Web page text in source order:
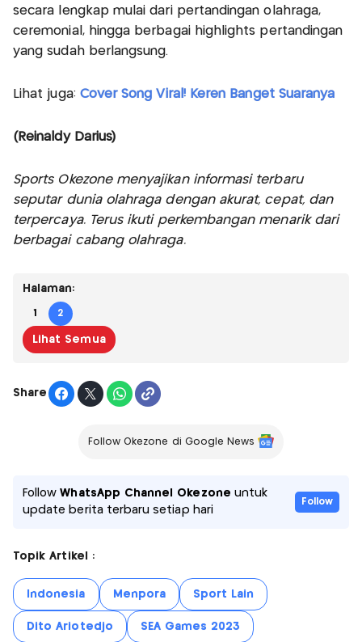
secara lengkap mulai dari pertandingan olahraga,
ceremonial, hingga berbagai highlights pertandingan
yang sudah berlangsung.
Lihat juga: Cover Song Viral! Keren Banget Suaranya
(Reinaldy Darius)
Sports Okezone menyajikan informasi terbaru
seputar dunia olahraga dengan akurat, cepat, dan
terpercaya. Terus ikuti perkembangan menarik dari
berbagai cabang olahraga.
Halaman:
1 2
Lihat Semua
Share
Follow Okezone di Google News
FollowWhatsApp Channel Okezone untuk
update berita terbaru setiap hari
Follow
Topik Artikel :
Indonesia Menpora Sport Lain
Dito Ariotedjo SEA Games 2023